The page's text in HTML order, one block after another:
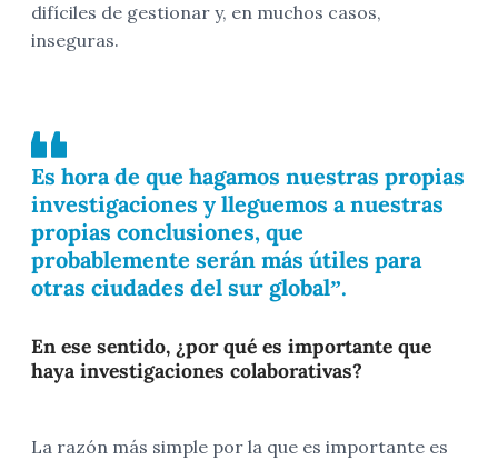
difíciles de gestionar y, en muchos casos,
inseguras.
Es hora de que hagamos nuestras propias
investigaciones y lleguemos a nuestras
propias conclusiones, que
probablemente serán más útiles para
otras ciudades del sur global”.
En ese sentido, ¿por qué es importante que
haya investigaciones colaborativas?
La razón más simple por la que es importante es